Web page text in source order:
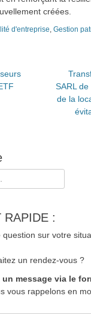
créées.
d'entreprise, Gestion
Article
suivant :
SARL
de la
RAPIDE :
question sur votre
un rendez-vous ?
message via le
vous rappelons en